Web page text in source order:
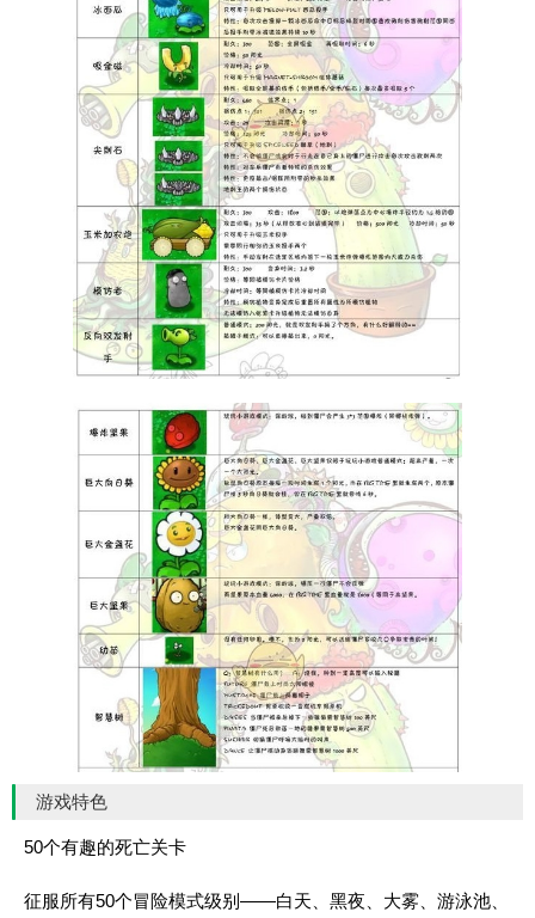
游戏特色
50个有趣的死亡关卡
征服所有50个冒险模式级别——白天、黑夜、大雾、游泳池、